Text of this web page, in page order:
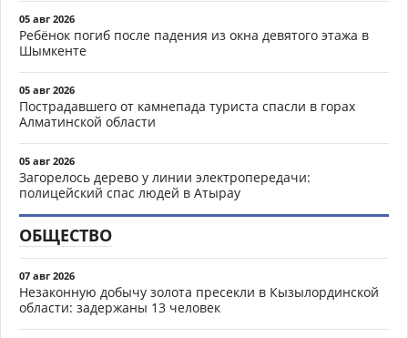
05 авг 2026
Ребёнок погиб после падения из окна девятого этажа в
Шымкенте
05 авг 2026
Пострадавшего от камнепада туриста спасли в горах
Алматинской области
05 авг 2026
Загорелось дерево у линии электропередачи:
полицейский спас людей в Атырау
ОБЩЕСТВО
07 авг 2026
Незаконную добычу золота пресекли в Кызылординской
области: задержаны 13 человек